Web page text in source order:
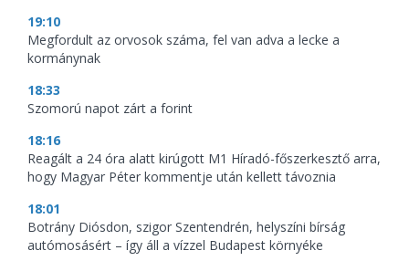
19:10
Megfordult az orvosok száma, fel van adva a lecke a
kormánynak
18:33
Szomorú napot zárt a forint
18:16
Reagált a 24 óra alatt kirúgott M1 Híradó-főszerkesztő arra,
hogy Magyar Péter kommentje után kellett távoznia
18:01
Botrány Diósdon, szigor Szentendrén, helyszíni bírság
autómosásért – így áll a vízzel Budapest környéke